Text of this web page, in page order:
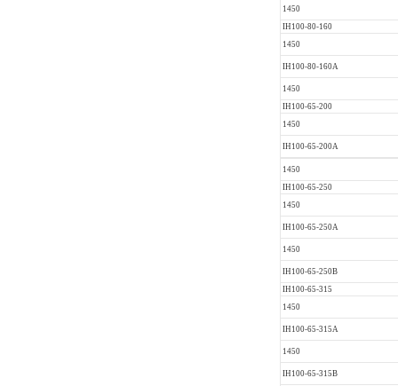
1450
IH100-80-160
1450
IH100-80-160A
1450
IH100-65-200
1450
IH100-65-200A
1450
IH100-65-250
1450
IH100-65-250A
1450
IH100-65-250B
IH100-65-315
1450
IH100-65-315A
1450
IH100-65-315B